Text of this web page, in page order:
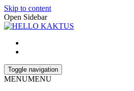
Skip to content
Open Sidebar
HELLO KAKTUS
Toggle navigation
MENUMENU